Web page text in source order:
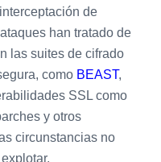
de
han tratado de
las suites de cifrado
como BEAST,
SSL como
y otros
circunstancias no